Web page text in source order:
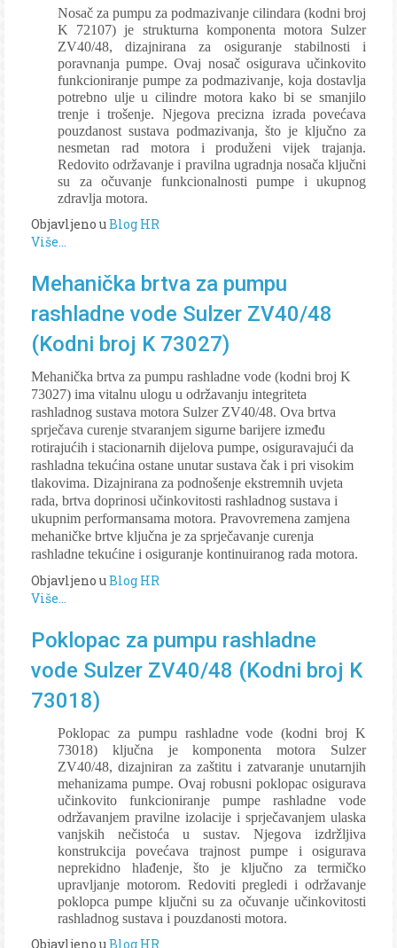
Nosač za pumpu za podmazivanje cilindara (kodni broj
K 72107) je strukturna komponenta motora Sulzer
ZV40/48, dizajnirana za osiguranje stabilnosti i
poravnanja pumpe. Ovaj nosač osigurava učinkovito
funkcioniranje pumpe za podmazivanje, koja dostavlja
potrebno ulje u cilindre motora kako bi se smanjilo
trenje i trošenje. Njegova precizna izrada povećava
pouzdanost sustava podmazivanja, što je ključno za
nesmetan rad motora i produženi vijek trajanja.
Redovito održavanje i pravilna ugradnja nosača ključni
su za očuvanje funkcionalnosti pumpe i ukupnog
zdravlja motora.
Objavljeno uBlog HR
Više...
Mehanička brtva za pumpu
rashladne vode Sulzer ZV40/48
(Kodni broj K 73027)
Mehanička brtva za pumpu rashladne vode (kodni broj K
73027) ima vitalnu ulogu u održavanju integriteta
rashladnog sustava motora Sulzer ZV40/48. Ova brtva
sprječava curenje stvaranjem sigurne barijere između
rotirajućih i stacionarnih dijelova pumpe, osiguravajući da
rashladna tekućina ostane unutar sustava čak i pri visokim
tlakovima. Dizajnirana za podnošenje ekstremnih uvjeta
rada, brtva doprinosi učinkovitosti rashladnog sustava i
ukupnim performansama motora. Pravovremena zamjena
mehaničke brtve ključna je za sprječavanje curenja
rashladne tekućine i osiguranje kontinuiranog rada motora.
Objavljeno uBlog HR
Više...
Poklopac za pumpu rashladne
vode Sulzer ZV40/48 (Kodni broj K
73018)
Poklopac za pumpu rashladne vode (kodni broj K
73018) ključna je komponenta motora Sulzer
ZV40/48, dizajniran za zaštitu i zatvaranje unutarnjih
mehanizama pumpe. Ovaj robusni poklopac osigurava
učinkovito funkcioniranje pumpe rashladne vode
održavanjem pravilne izolacije i sprječavanjem ulaska
vanjskih nečistoća u sustav. Njegova izdržljiva
konstrukcija povećava trajnost pumpe i osigurava
neprekidno hlađenje, što je ključno za termičko
upravljanje motorom. Redoviti pregledi i održavanje
poklopca pumpe ključni su za očuvanje učinkovitosti
rashladnog sustava i pouzdanosti motora.
Objavljeno uBlog HR